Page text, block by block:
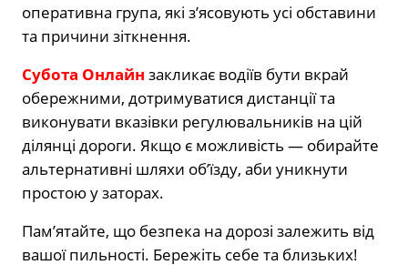
оперативна група, які з’ясовують усі обставини
та причини зіткнення.
Субота Онлайн закликає водіїв бути вкрай
обережними, дотримуватися дистанції та
виконувати вказівки регулювальників на цій
ділянці дороги. Якщо є можливість — обирайте
альтернативні шляхи об’їзду, аби уникнути
простою у заторах.
Пам’ятайте, що безпека на дорозі залежить від
вашої пильності. Бережіть себе та близьких!